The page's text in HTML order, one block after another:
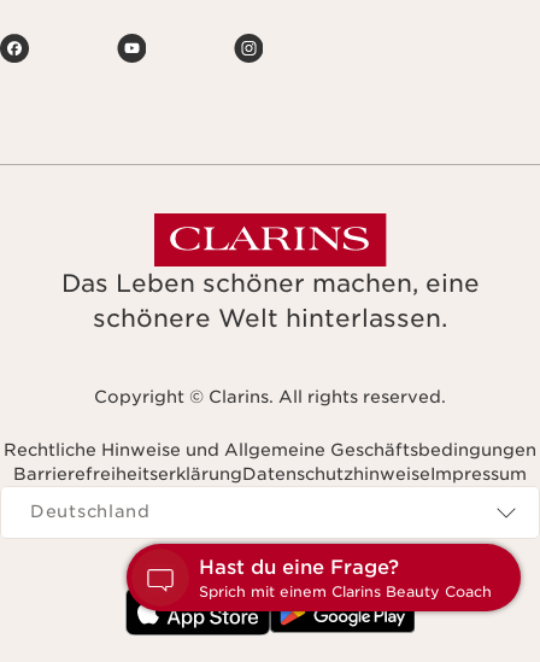
Das Leben schöner machen, eine
schönere Welt hinterlassen.
Copyright © Clarins. All rights reserved.
Rechtliche Hinweise und Allgemeine Geschäftsbedingungen
BarrierefreiheitserklärungDatenschutzhinweiseImpressum
Navigates to
Deutschland